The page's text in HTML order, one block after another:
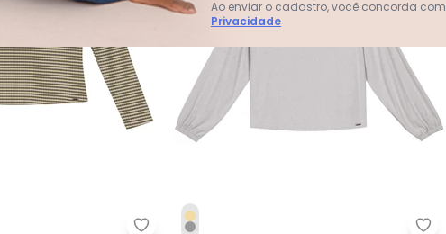
Ao enviar o cadastro, você concorda
Privacidade